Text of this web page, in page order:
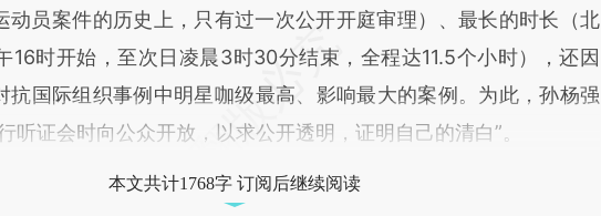
动员案件的历史上，只有过一次公开开庭审理）、最长的时长（北
16时开始，至次日凌晨3时30分结束，全程达11.5个小时），还因
抗国际组织事例中明星咖级最高、影响最大的案例。为此，孙杨强
听证会时向公众开放，以求公开透明，证明自己的清白”。
本文共计1768字 订阅后继续阅读